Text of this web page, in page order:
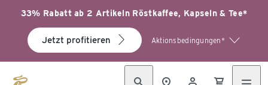
33% Rabatt ab 2 Artikeln Röstkaffee, Kapseln & Tee*
Jetzt profitieren Aktionsbedingungen*